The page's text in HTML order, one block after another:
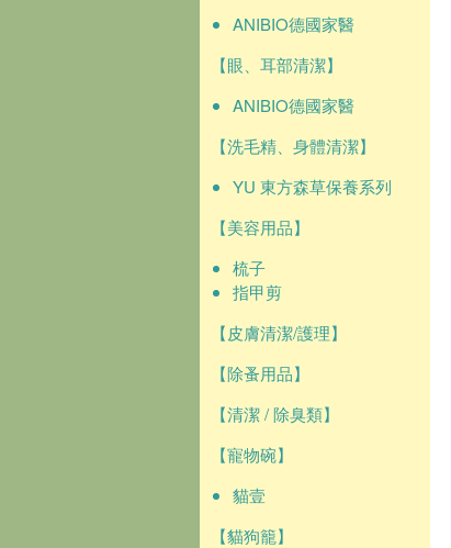
ANIBIO德國家醫
【眼、耳部清潔】
ANIBIO德國家醫
【洗毛精、身體清潔】
YU 東方森草保養系列
【美容用品】
梳子
指甲剪
【皮膚清潔/護理】
【除蚤用品】
【清潔 / 除臭類】
【寵物碗】
貓壹
【貓狗籠】